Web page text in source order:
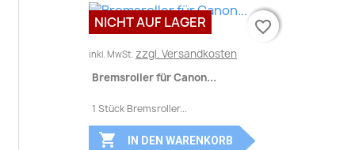
inkl. MwSt. zzgl. Versandkosten
Bremsroller für Canon...
1 Stück Bremsroller...
favorite_border
 IN DEN WARENKORB
NICHT AUF LAGER favorite_border